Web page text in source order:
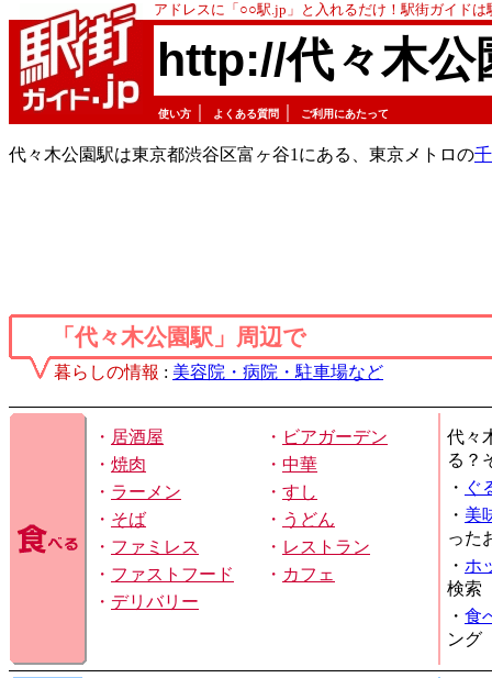
アドレスに「○○駅.jp」と入れるだけ！駅街ガイド
http://代々木公
使い方 よくある質問 ご利用にあたって
代々木公園駅は東京都渋谷区富ヶ谷1にある、東京メトロの
「代々木公園駅」周辺で
暮らしの情報 : 美容院・病院・駐車場など
・ 居酒屋 ・ ビアガーデン
・ 焼肉 ・ 中華
・ ラーメン ・ すし
・ そば ・ うどん
・ ファミレス ・ レストラン
・ ファストフード ・ カフェ
・ デリバリー
代々
る？
・ ぐ
・ 美
った
・ ホ
検索
・ 食
ング